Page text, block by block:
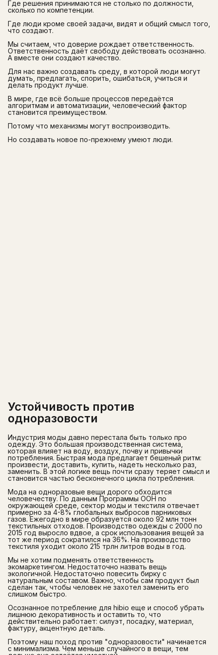
Где решения принимаются не столько по должности,
сколько по компетенции.
Где люди кроме своей задачи, видят и общий смысл того,
что создают.
Мы считаем, что доверие рождает ответственность.
Ответственность даёт свободу действовать осознанно.
А вместе они создают качество.
Для нас важно создавать среду, в которой люди могут
думать, предлагать, спорить, ошибаться, учиться и
делать продукт лучше.
В мире, где всё больше процессов передаётся
алгоритмам и автоматизации, человеческий фактор
становится преимуществом.
Потому что механизмы могут воспроизводить.
Но создавать новое по-прежнему умеют люди.
Устойчивость против
одноразовости
Индустрия моды давно перестала быть только про
одежду. Это большая производственная система,
которая влияет на воду, воздух, почву и привычки
потребления. Быстрая мода предлагает бешеный ритм:
произвести, доставить, купить, надеть несколько раз,
заменить. В этой логике вещь почти сразу теряет смысл и
становится частью бесконечного цикла потребления.
Мода на одноразовые вещи дорого обходится
человечеству. По данным Программы ООН по
окружающей среде, сектор моды и текстиля отвечает
примерно за 4-8% глобальных выбросов парниковых
газов. Ежегодно в мире образуется около 92 млн тонн
текстильных отходов. Производство одежды с 2000 по
2015 год выросло вдвое, а срок использования вещей за
тот же период сократился на 36%. На производство
текстиля уходит около 215 трлн литров воды в год.
Мы не хотим подменять ответственность
экомаркетингом. Недостаточно назвать вещь
экологичной. Недостаточно повесить бирку с
натуральным составом. Важно, чтобы сам продукт был
сделан так, чтобы человек не захотел заменить его
слишком быстро.
Осознанное потребление для hibio еще и способ убрать
лишнюю декоративность и оставить то, что
действительно работает: силуэт, посадку, материал,
фактуру, акцентную деталь.
Поэтому наш поход против "одноразовости" начинается
с минимализма. Чем меньше случайного в вещи, тем